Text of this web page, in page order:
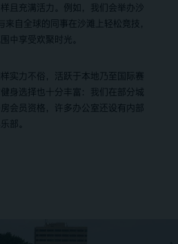
且充满活力。例如，我们会举办沙
自全球的同事在沙滩上轻松竞技，
中享受欢聚时光。
实力不俗，活跃于本地乃至国际赛
身选择也十分丰富：我们在部分城
会员资格，许多办公室还设有内部
部。